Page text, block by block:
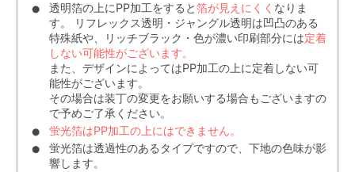
透明箔の上にPP加工をすると箔が見えにくく なりま
す。 リフレックス透明・ジャングル透明は凹凸のある
特殊紙や、リッチブラック・色が濃い印刷部分には定着
しない可能性がございます。
また、デザインによってはPP加工の上に定着しない可
能性がございます。
その場合は装丁の変更をお願いする場合もございますの
で予めご了承ください。
蛍光箔はPP加工の上にはできません。
蛍光箔は透過性のあるタイプですので、下地の色味が影
響します。